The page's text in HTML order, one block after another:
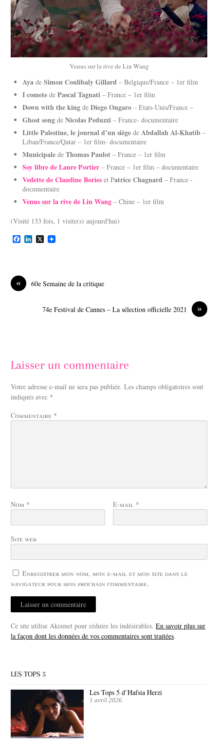
Venus sur la rive de Lin Wang
Aya deSimon Coulibaly Gillard – Belgique/France – 1er film
I comete dePascal Tagnati – France – 1er film
Down with the king deDiego Ongaro – Etats-Unis/France –
Ghost song deNicolas Peduzzi – France- documentaire
Little Palestine, le journal d’un siège deAbdallah Al-Khatib –
Liban/France/Qatar – 1er film- documentaire
Municipale deThomas Paulot – France – 1er film
Soy libre de Laure Portier – France – 1er film – documentaire
Vedette de Claudine Bories et Patrice Chagnard – France -
documentaire
Venus sur la rive de Lin Wang – Chine – 1er film
(Visité 133 fois, 1 visite(s) aujourd'hui)
F
o
o
k
L
I
X
« 60e Semaine de la critique
»
74e Festival de Cannes – La sélection officielle 2021
Laisser un commentaire
Votre adresse e-mail ne sera pas publiée. Les champs obligatoires sont
indiqués avec *
Commentaire *
Nom * E-mail *
Site web
Enregistrer mon nom, mon e-mail et mon site dans le
navigateur pour mon prochain commentaire.
Ce site utilise Akismet pour réduire les indésirables.En savoir plus sur
la façon dont les données de vos commentaires sont traitées.
LES TOPS 5
Les Tops 5 d’Hafsia Herzi
1 avril 2026